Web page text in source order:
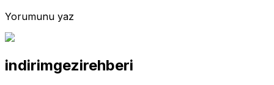
Yorumunu yaz
indirimgezirehberi